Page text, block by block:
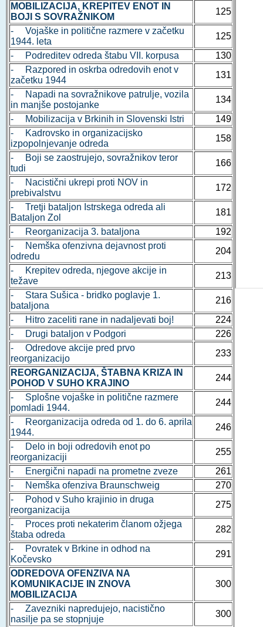
MOBILIZACIJA, KREPITEV ENOT IN
BOJI S SOVRAŽNIKOM
125
- Vojaške in politične razmere v začetku
1944. leta
125
- Podreditev odreda štabu VII. korpusa
130
- Razpored in oskrba odredovih enot v
začetku 1944
131
- Napadi na sovražnikove patrulje, vozila
in manjše postojanke
134
- Mobilizacija v Brkinih in Slovenski Istri
149
- Kadrovsko in organizacijsko
izpopolnjevanje odreda
158
- Boji se zaostrujejo, sovražnikov teror
tudi
166
- Nacistični ukrepi proti NOV in
prebivalstvu
172
- Tretji bataljon Istrskega odreda ali
Bataljon Zol
181
- Reorganizacija 3. bataljona
192
- Nemška ofenzivna dejavnost proti
odredu
204
- Krepitev odreda, njegove akcije in
težave
213
- Stara Sušica - bridko poglavje 1.
bataljona
216
- Hitro zaceliti rane in nadaljevati boj!
224
- Drugi bataljon v Podgori
226
- Odredove akcije pred prvo
reorganizacijo
233
REORGANIZACIJA, ŠTABNA KRIZA IN
POHOD V SUHO KRAJINO
244
- Splošne vojaške in politične razmere
pomladi 1944.
244
- Reorganizacija odreda od 1. do 6. aprila
1944.
246
- Delo in boji odredovih enot po
reorganizaciji
255
- Energični napadi na prometne zveze
261
- Nemška ofenziva Braunschweig
270
- Pohod v Suho krajinio in druga
reorganizacija
275
- Proces proti nekaterim članom ožjega
štaba odreda
282
- Povratek v Brkine in odhod na
Kočevsko
291
ODREDOVA OFENZIVA NA
KOMUNIKACIJE IN ZNOVA
MOBILIZACIJA
300
- Zavezniki napredujejo, nacistično
nasilje pa se stopnjuje
300